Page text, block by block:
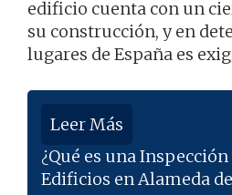
edificio cuenta con un
su construcción, y en
lugares de España es
Leer Más
¿Qué es una
Edificios en Alameda